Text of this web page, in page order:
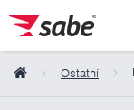
Ostatní
Obsah košíku